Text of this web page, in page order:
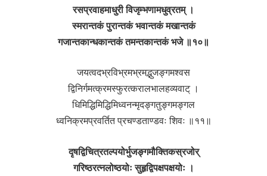
रसप्रवाहमाधुरी विजृम्भणामधुव्रतम् ।
स्मरान्तकं पुरान्तकं भवान्तकं मखान्तकं
गजान्तकान्धकान्तकं तमन्तकान्तकं भजे ॥१०॥
जयत्वदभ्रविभ्रमभ्रमद्भुजङ्गमश्वस
द्विनिर्गमत्क्रमस्फुरत्करालभालहव्यवाट् ।
धिमिद्धिमिद्धिमिध्वनन्मृदङ्गतुङ्गमङ्गल
ध्वनिक्रमप्रवर्तित प्रचण्डताण्डवः शिवः ॥११॥
दृषद्विचित्रतल्पयोर्भुजङ्गमौक्तिकस्रजोर्
गरिष्ठरत्नलोष्ठयोः सुहृद्विपक्षपक्षयोः ।